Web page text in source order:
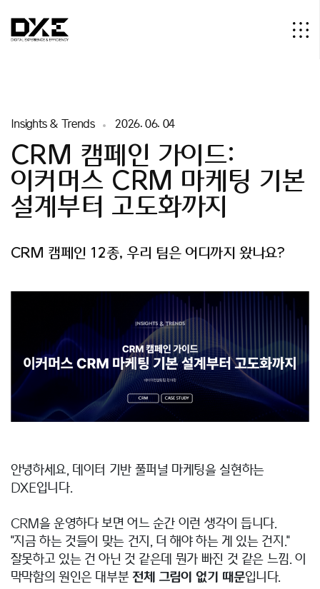
Insights & Trends 2026. 06. 04
CRM 캠페인 가이드:
이커머스 CRM 마케팅 기본
설계부터 고도화까지
CRM 캠페인 1 2종, 우리 팀은 어디까지 왔나요?
안녕하세요, 데이터 기반 풀퍼널 마케팅을 실현하는
DXE입니다.
CRM을 운영하다 보면 어느 순간 이런 생각이 듭니다.
"지금 하는 것들이 맞는 건지, 더 해야 하는 게 있는 건지."
잘못하고 있는 건 아닌 것 같은데 뭔가 빠진 것 같은 느낌. 이
막막함의 원인은 대부분전체 그림이 없기 때문입니다.